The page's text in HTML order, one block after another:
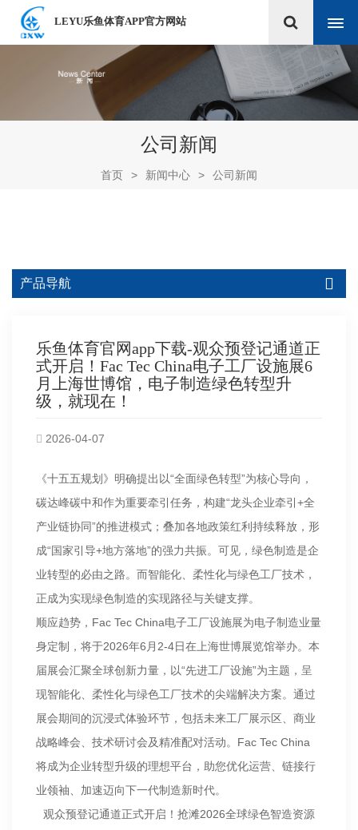
LEYU乐鱼体育APP官方网站
公司新闻
首页 > 新闻中心 > 公司新闻
产品导航
乐鱼体育官网app下载-观众预登记通道正
式开启！Fac Tec China电子工厂设施展6
月上海世博馆，电子制造绿色转型升
级，就现在！
2026-04-07
《十五五规划》明确提出以“全面绿色转型”为核心导向，
碳达峰碳中和作为重要牵引任务，构建“龙头企业牵引+全
产业链协同”的推进模式；叠加各地政策红利持续释放，形
成“国家引导+地方落地”的强力共振。可见，绿色制造是企
业转型的必由之路。而智能化、柔性化与绿色工厂技术，
正成为实现绿色制造的实现路径与关键支撑。
顺应趋势，Fac Tec China电子工厂设施展为电子制造业量
身定制，将于2026年6月2-4日在上海世博展览馆举办。本
届展会汇聚全球创新力量，以“先进工厂设施”为主题，呈
现智能化、柔性化与绿色工厂技术的尖端解决方案。通过
展会期间的沉浸式体验环节，包括未来工厂展示区、商业
战略峰会、技术研讨会及精准配对活动。Fac Tec China
将成为企业转型升级的理想平台，助您优化运营、链接行
业领袖、加速迈向下一代制造新时代。
观众预登记通道正式开启！抢滩2026全球绿色智造资源